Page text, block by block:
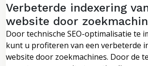
Verbeterde indexering
website door
Door technische SEO-optimalisatie te
kunt u profiteren van een verbeterde
website door zoekmachines. Door de